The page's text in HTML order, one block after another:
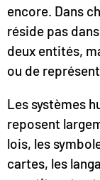
encore. Dans
réside pas
deux entités,
ou de
Les systèmes
reposent
lois, les
cartes, les